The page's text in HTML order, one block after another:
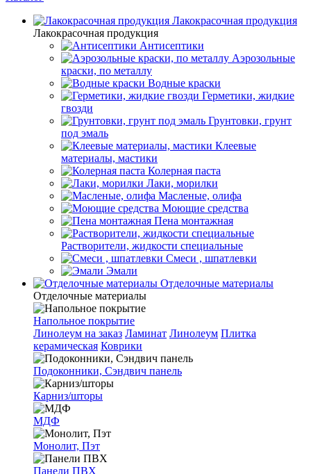
Лакокрасочная продукция
Лакокрасочная продукция
Антисептики
Аэрозольные
краски, по металлу
Водные краски
Герметики, жидкие
гвозди
Грунтовки, грунт
под эмаль
Клеевые
материалы, мастики
Колерная паста
Лаки, морилки
Масленые, олифа
Моющие средства
Пена монтажная
Растворители, жидкости специальные
Смеси , шпатлевки
Эмали
Отделочные материалы
Отделочные материалы
Напольное покрытие
Линолеум на заказ Ламинат Линолеум Плитка
керамическая Коврики
Подоконники, Сэндвич панель
Карниз/шторы
МДФ
Монолит, Пэт
Панели ПВХ